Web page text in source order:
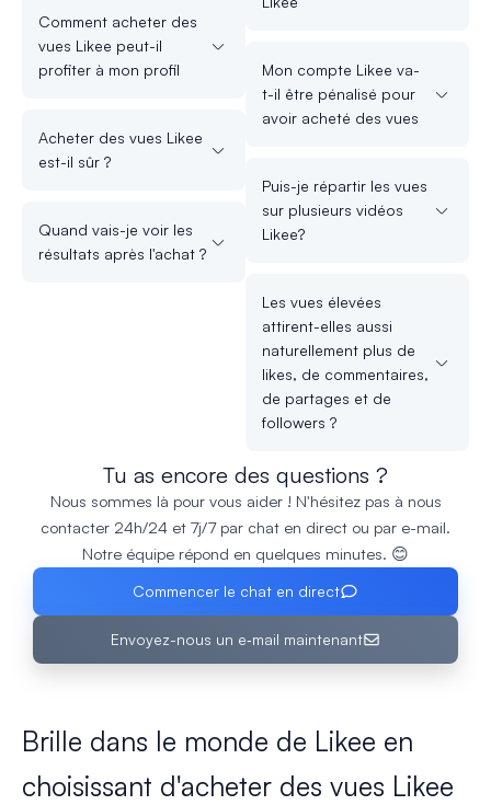
Comment acheter des
vues Likee peut-il
profiter à mon profil
Acheter des vues Likee
est-il sûr ?
Quand vais-je voir les
résultats après l'achat ?
Mon compte Likee va-
t-il être pénalisé pour
avoir acheté des vues
Puis-je répartir les vues
sur plusieurs vidéos
Likee?
Les vues élevées
attirent-elles aussi
naturellement plus de
likes, de commentaires,
de partages et de
followers ?
Tu as encore des questions ?
Nous sommes là pour vous aider ! N'hésitez pas à nous
contacter 24h/24 et 7j/7 par chat en direct ou par e-mail.
Notre équipe répond en quelques minutes. 😊
Commencer le chat en direct
Envoyez-nous un e‑mail maintenant
Brille dans le monde de Likee en
choisissant d'acheter des vues Likee